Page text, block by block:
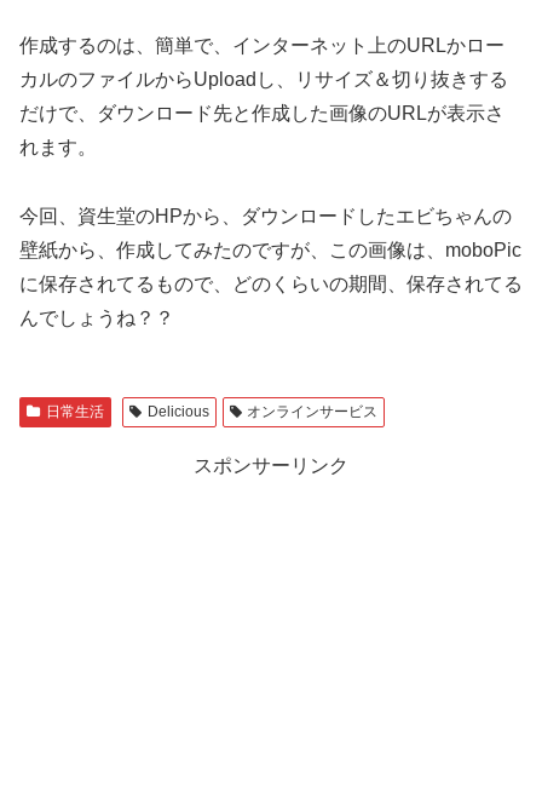
作成するのは、簡単で、インターネット上のURLかロー
カルのファイルからUploadし、リサイズ＆切り抜きする
だけで、ダウンロード先と作成した画像のURLが表示さ
れます。
今回、資生堂のHPから、ダウンロードしたエビちゃんの
壁紙から、作成してみたのですが、この画像は、moboPic
に保存されてるもので、どのくらいの期間、保存されてる
んでしょうね？？
日常生活 Delicious オンラインサービス
スポンサーリンク